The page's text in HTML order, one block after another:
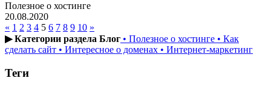
Полезное о хостинге
20.08.2020
« 1 2 3 4 5 6 7 8 9 10 »
▶ Категории раздела Блог • Полезное о хостинге • Как
сделать сайт • Интересное о доменах • Интернет-маркетинг
Теги